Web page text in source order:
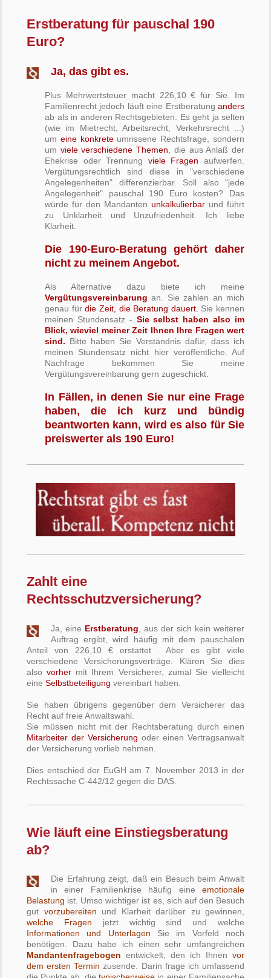
Erstberatung für pauschal 190
Euro?
Ja, das gibt es.
Plus Mehrwertsteuer macht 226,10 € für Sie. Im
Familienrecht jedoch läuft eine Erstberatung anders
ab als in anderen Rechtsgebieten. Es geht ja selten
(wie im Mietrecht, Arbeitsrecht, Verkehrsrecht ...)
um eine konkreteumrissene Rechtsfrage, sondern
um viele verschiedene Themen , die aus Anlaß der
Ehekrise oder Trennung viele Fragen aufwerfen.
Vergütungsrechtlich sind diese in "verschiedene
Angelegenheiten" differenzierbar. Soll also "jede
Angelegenheit" pauschal 190 Euro kosten? Das
würde für den Mandanten unkalkulierbar und führt
zu Unklarheit und Unzufriedenheit. Ich liebe
Klarheit.
Die 190-Euro-Beratung gehört daher
nicht zu meinem Angebot.
Als Alternative dazu biete ich meine
Vergütungsvereinbarung an. Sie zahlen an mich
genau fürdie Zeit, die Beratung dauert. Sie kennen
meinen Stundensatz - Sie selbst haben also im
Blick, wieviel meiner Zeit Ihnen Ihre Fragen wert
sind. Bitte haben Sie Verständnis dafür, dass ich
meinen Stundensatz nicht hier veröffentliche. Auf
Nachfrage bekommen Sie meine
Vergütungsvereinbarung gern zugeschickt.
In Fällen, in denen Sie nur eine Frage
haben, die ich kurz und bündig
beantworten kann, wird es also für Sie
preiswerter als 190 Euro!
Zahlt eine
Rechtsschutzversicherung?
Ja, eine Erstberatung , aus der sich kein weiterer
Auftrag ergibt, wird häufig mit dem pauschalen
Anteil von 226,10 € erstattet . Aber es gibt viele
verschiedene Versicherungsverträge. Klären Sie dies
alsovorher mit Ihrem Versicherer, zumal Sie vielleicht
eine Selbstbeteiligung vereinbart haben.
Sie haben übrigens gegenüber dem Versicherer das
Recht auf freie Anwaltswahl.
Sie müssen nicht mit der Rechtsberatung durch einen
Mitarbeiter der Versicherung oder einen Vertragsanwalt
der Versicherung vorlieb nehmen.
Dies entschied der EuGH am 7. November 2013 in der
Rechtssache C-442/12 gegen die DAS.
Wie läuft eine Einstiegsberatung
ab?
Die Erfahrung zeigt, daß ein Besuch beim Anwalt
in einer Familienkrise häufig eine emotionale
Belastung ist. Umso wichtiger ist es, sich auf den Besuch
gut vorzubereiten und Klarheit darüber zu gewinnen,
welche Fragen jetzt wichtig sind und welche
Informationen und Unterlagen Sie im Vorfeld noch
benötigen. Dazu habe ich einen sehr umfangreichen
Mandantenfragebogen entwickelt, den ich Ihnen vor
dem ersten Termin zusende. Darin frage ich umfassend